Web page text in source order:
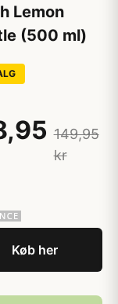
Lemon
(500 ml)
149,95
kr
Køb her